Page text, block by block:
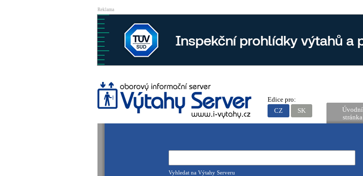
Reklama
Úvodní
stránka
Vyhledat na Výtahy Serveru
Edice pro:
CZ
SK